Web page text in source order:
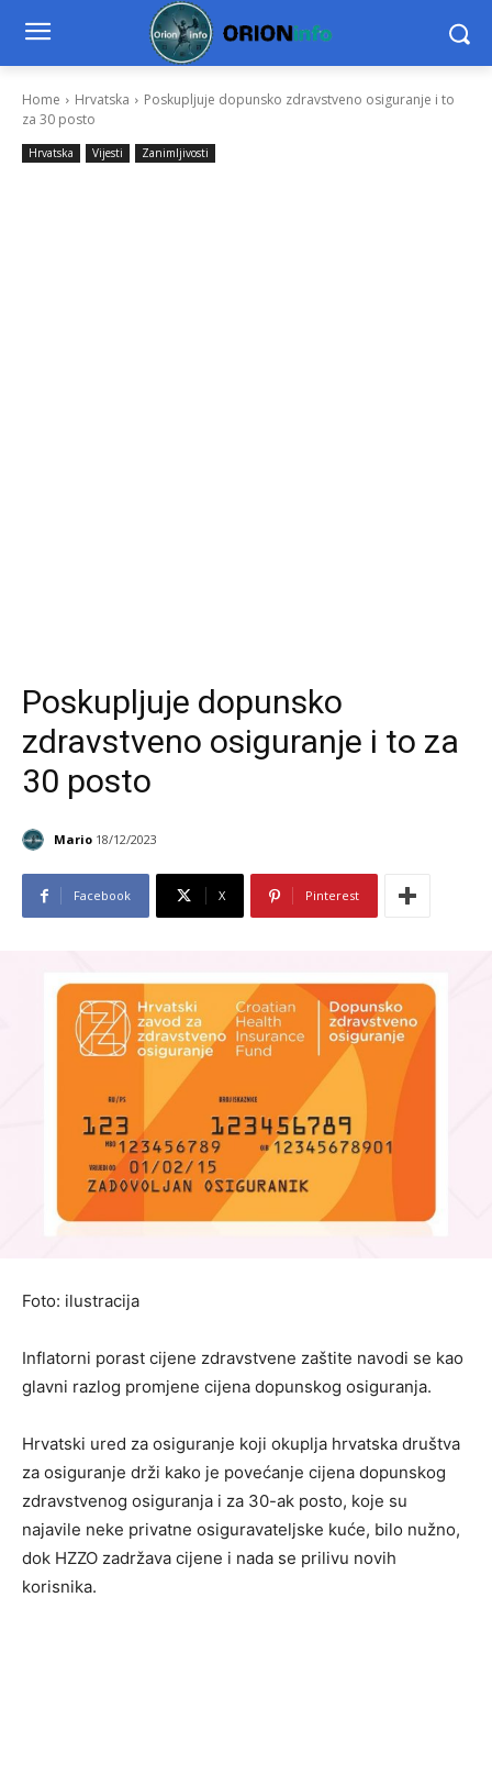
Home Hrvatska
Poskupljuje dopunsko zdravstveno osiguranje i to
za 30 posto
Hrvatska Vijesti Zanimljivosti
Poskupljuje dopunsko
zdravstveno osiguranje i to za
30 posto
Mario 18/12/2023
Facebook X Pinterest
Foto: ilustracija
Inflatorni porast cijene zdravstvene zaštite navodi se kao
glavni razlog promjene cijena dopunskog osiguranja.
Hrvatski ured za osiguranje koji okuplja hrvatska društva
za osiguranje drži kako je povećanje cijena dopunskog
zdravstvenog osiguranja i za 30-ak posto, koje su
najavile neke privatne osiguravateljske kuće, bilo nužno,
dok HZZO zadržava cijene i nada se prilivu novih
korisnika.